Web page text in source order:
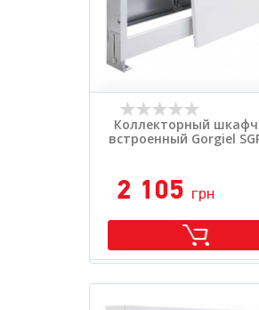
Коллекторный
встроенный Gorgiel
2 105 грн